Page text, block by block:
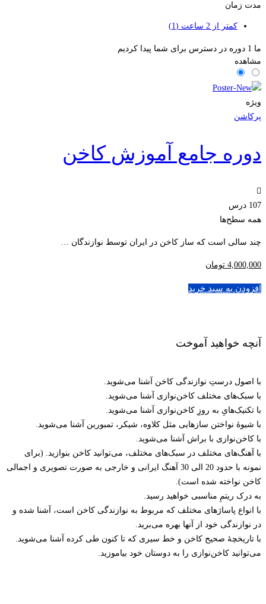
مدت زمان
کمتر از 2 ساعت (1)
ما 1 دوره در دسترس برای شما پیدا کردیم
مشاهده
ویژه
پرکاشن
دوره جامع آموزش کاخن
107 درس
همه سطح‌ها
چند سالی است که ساز کاخن در ایران توسط نوازندگان …
4,000,000 تومان
افزودن به سبد خرید
آنچه خواهید آموخت
با اصول درستِ نوازندگی کاخن آشنا می‌شوید.
با سبک‌های مختلف کاخن‌نوازی آشنا می‌شوید.
با تکنیک‌هایِ به روزِ کاخن‌نوازی آشنا می‌شوید.
با شیوۀ نواختن سازهایی مثل کلاوه، شیکر، تمبورین آشنا می‌شوید.
با کاخن‌نوازی با براش آشنا می‌شوید.
با آهنگ‌های مختلف در سبک‌های مختلف، می‌توانید کاخن بنوازید. (برای
نمونه با حدود 20 الی 30 آهنگ ایرانی و خارجی به صورت تصویری و اجمالی
کاخن نواخته شده است).
به درک ریتمِ مناسبی خواهید رسید.
با انواع پاساژهای مختلف که مربوط به نوازندگی کاخن است، آشنا شده و
در نوازندگی خود از آنها بهره می‌برید.
با تاریخچۀ صحیح کاخن و خط سیری که تا کنون طی کرده آشنا می‌شوید.
می‌توانید کاخن‌نوازی را به دوستان خود بیاموزید.